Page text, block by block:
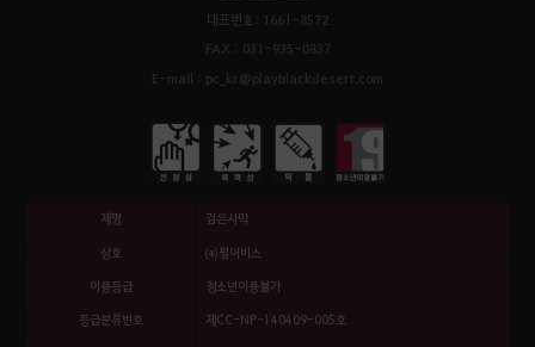
대표번호: 1661-8572
FAX : 031-935-0837
E-mail : pc_kr@playblackdesert.com
제명 검은사막
상호 ㈜펄어비스
이용등급 청소년이용불가
등급분류번호 제CC-NP-140409-005호